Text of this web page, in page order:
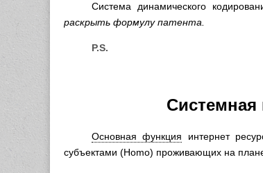
Система динамического
раскрыть формулу патента
P.S.
Основная функция интернет
субъектами (Homo) проживающих на